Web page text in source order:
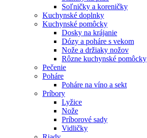
Soľničky a koreničky
Kuchynské doplnky
Kuchynské pomôcky
Dosky na krájanie
Dózy a poháre s vekom
Nože a držiaky nožov
Rôzne kuchynské pomôcky
Pečenie
Poháre
Poháre na víno a sekt
Príbory
Lyžice
Nože
Príborové sady
Vidličky